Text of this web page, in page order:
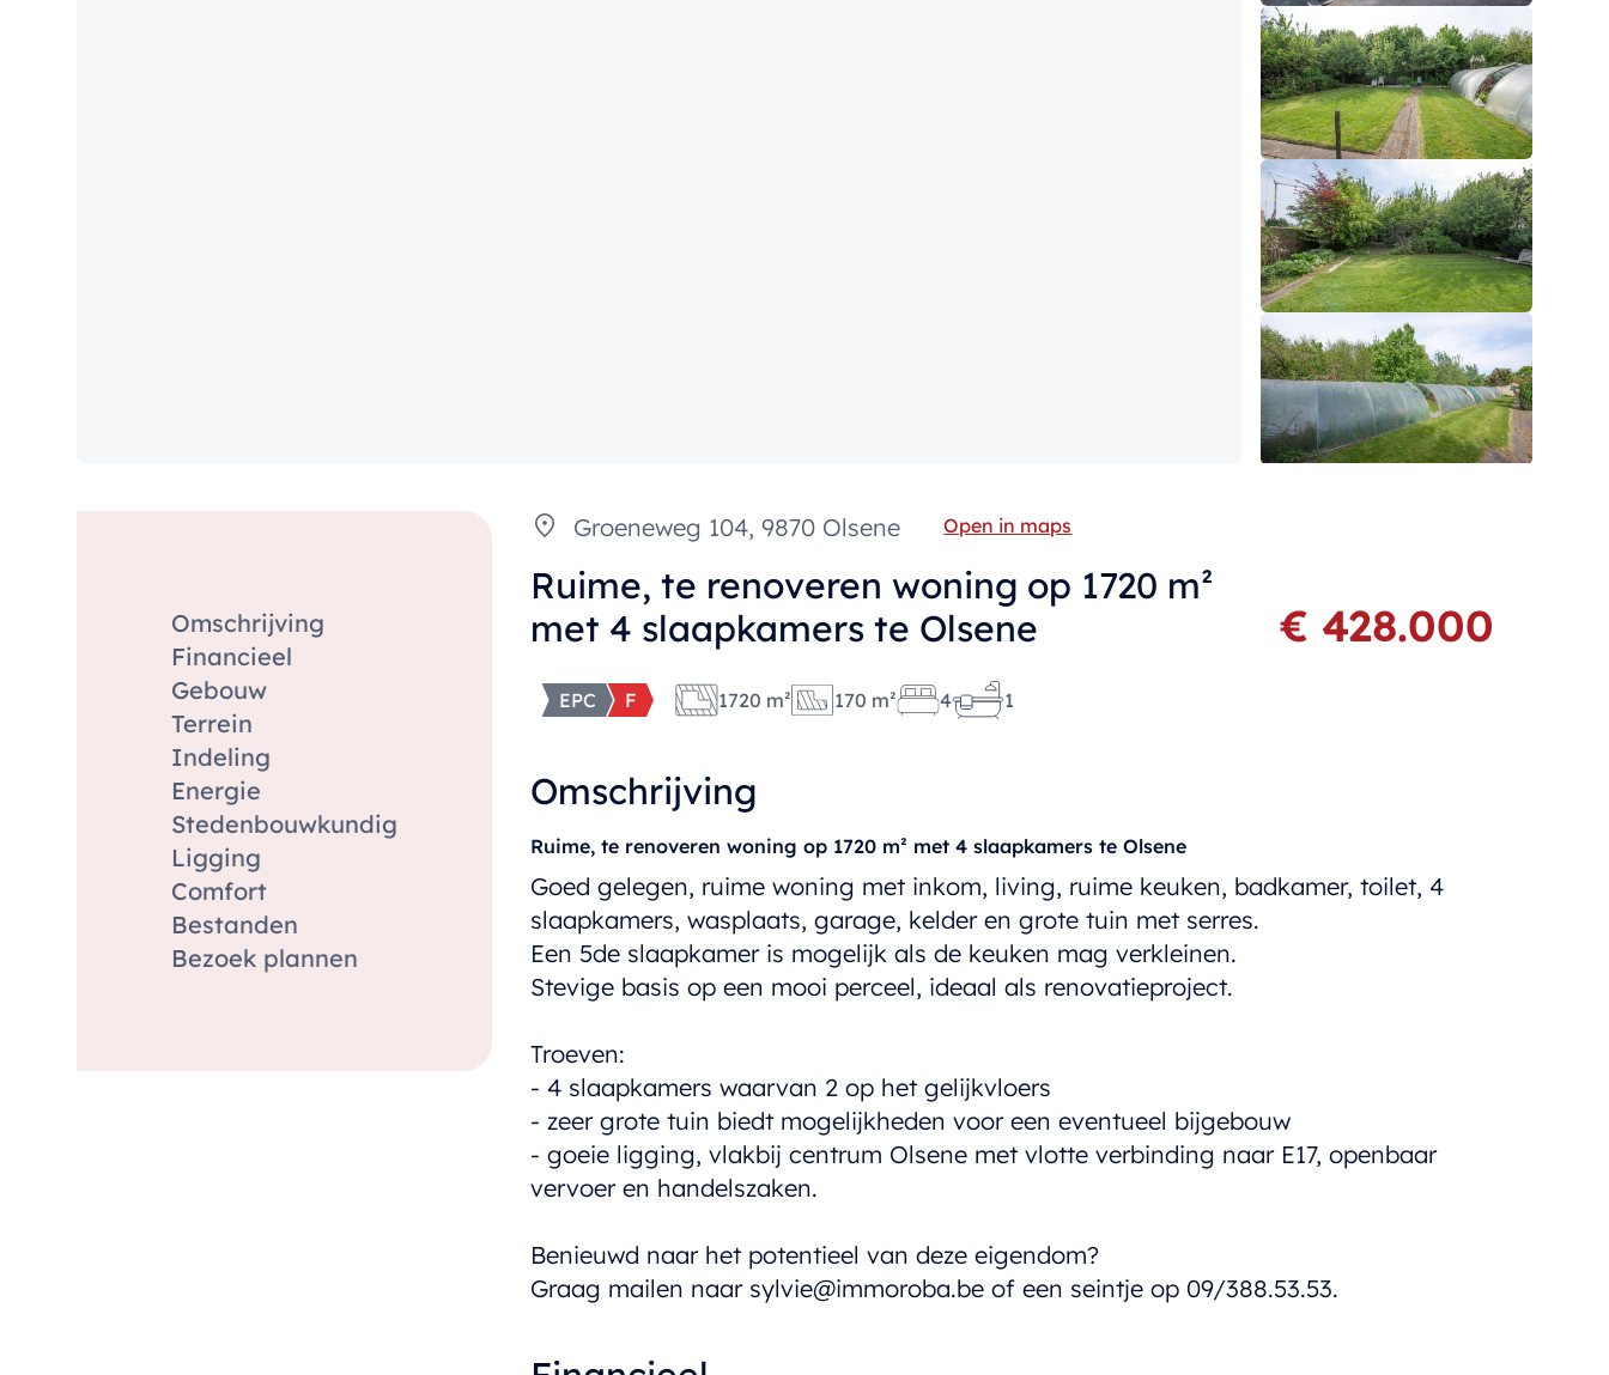
Omschrijving
Financieel
Gebouw
Terrein
Indeling
Energie
Stedenbouwkundig
Ligging
Comfort
Bestanden
Bezoek plannen
Groeneweg 104, 9870 Olsene Open in maps
Ruime, te renoveren woning op 1720 m²
met 4 slaapkamers te Olsene
€ 428.000
EPC F 1720 m² 170 m² 4 1
Omschrijving
Ruime, te renoveren woning op 1720 m² met 4 slaapkamers te Olsene
Goed gelegen, ruime woning met inkom, living, ruime keuken, badkamer, toilet, 4
slaapkamers, wasplaats, garage, kelder en grote tuin met serres.
Een 5de slaapkamer is mogelijk als de keuken mag verkleinen.
Stevige basis op een mooi perceel, ideaal als renovatieproject.
Troeven:
- 4 slaapkamers waarvan 2 op het gelijkvloers
- zeer grote tuin biedt mogelijkheden voor een eventueel bijgebouw
- goeie ligging, vlakbij centrum Olsene met vlotte verbinding naar E17, openbaar
vervoer en handelszaken.
Benieuwd naar het potentieel van deze eigendom?
Graag mailen naar sylvie@immoroba.be of een seintje op 09/388.53.53.